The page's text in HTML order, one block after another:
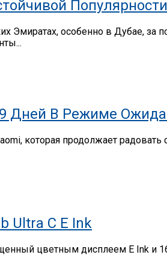
Популярности
особенно в Дубае, за
Дней В Режиме
которая продолжает
Ultra C E Ink
цветным дисплеем E Ink и